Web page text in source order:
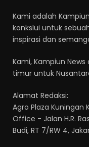
Kami adalah
konkslui untuk
inspirasi dan
Kami, Kampiun
timur untuk
Alamat Redaksi:
Agro Plaza Kuningan
Office - Jalan H.R.
Budi, RT 7/RW 4,